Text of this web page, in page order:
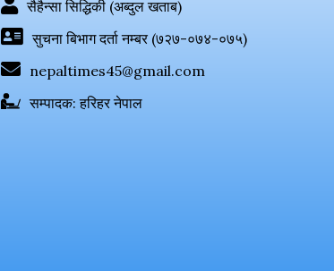
सैहैन्सा सिद्धिकी (अब्दुल खताब)
सुचना बिभाग दर्ता नम्बर (७२७-०७४-०७५)
nepaltimes45@gmail.com
सम्पादक: हरिहर नेपाल